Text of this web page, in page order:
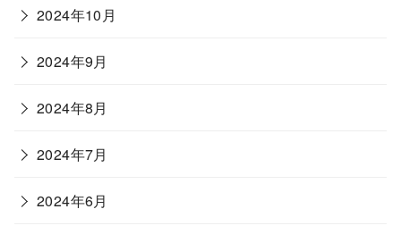
2024年10月
2024年9月
2024年8月
2024年7月
2024年6月